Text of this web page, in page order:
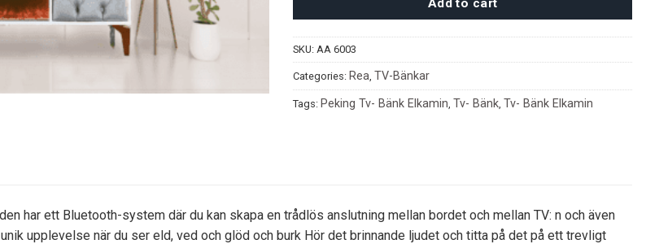
Add to cart
SKU: AA 6003
Categories: Rea ,TV-Bänkar
Tags: Peking Tv- Bänk Elkamin ,Tv- Bänk ,Tv- Bänk Elkamin
har ett Bluetooth-system där du kan skapa en trådlös anslutning mellan bordet och mellan TV: n och även
upplevelse när du ser eld, ved och glöd och burk Hör det brinnande ljudet och titta på det på ett trevligt